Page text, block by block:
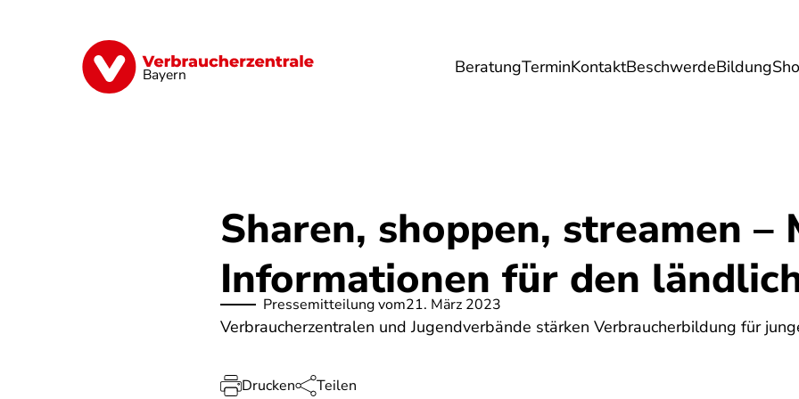
Bayern BeratungTerminKontaktBeschwerdeBildung
Finanzen Digitales Lebensmittel Umwelt Gesundheit Energie
Sharen, shoppen, streamen –
Informationen für den
Pressemitteilung vom21. März 2023
Verbraucherzentralen und Jugendverbände stärken Verbraucherbildung für
Drucken Teilen